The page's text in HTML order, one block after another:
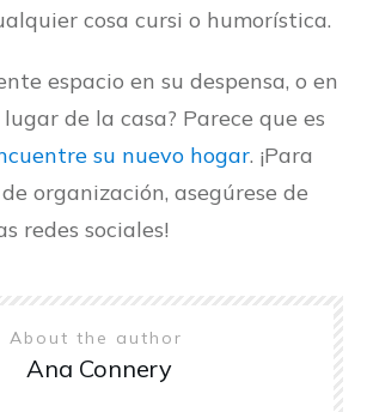
cosa cursi o humorística.
espacio en su despensa, o en
de la casa? Parece que es
su nuevo hogar. ¡Para
organización, asegúrese de
redes sociales!
About the author
Ana Connery